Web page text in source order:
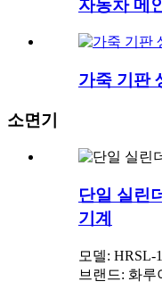
자동차 메
가죽 기판
소면기
단일 실린
기계
모델: HRSL-
브랜드: 화루